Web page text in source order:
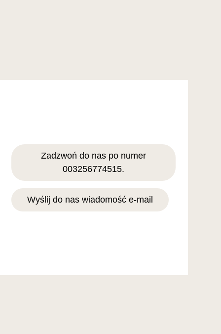
Zadzwoń do nas po numer
003256774515.
Wyślij do nas wiadomość e-mail